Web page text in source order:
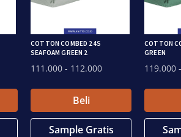
COTTON COMBED 24S
SEAFOAM GREEN 2
111.000 - 112.000
Beli
Sample Gratis
COTTON
GREEN
119.000